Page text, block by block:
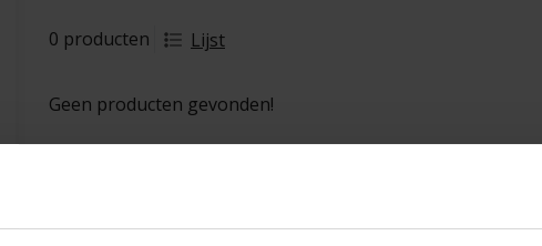
0 producten Lijst
Geen producten gevonden!